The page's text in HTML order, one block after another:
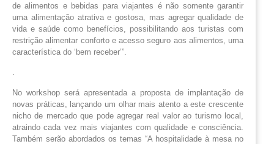
de alimentos e bebidas para viajantes é não somente garantir
uma alimentação atrativa e gostosa, mas agregar qualidade de
vida e saúde como benefícios, possibilitando aos turistas com
restrição alimentar conforto e acesso seguro aos alimentos, uma
característica do ‘bem receber’”.
.
No workshop será apresentada a proposta de implantação de
novas práticas, lançando um olhar mais atento a este crescente
nicho de mercado que pode agregar real valor ao turismo local,
atraindo cada vez mais viajantes com qualidade e consciência.
Também serão abordados os temas “A hospitalidade à mesa no